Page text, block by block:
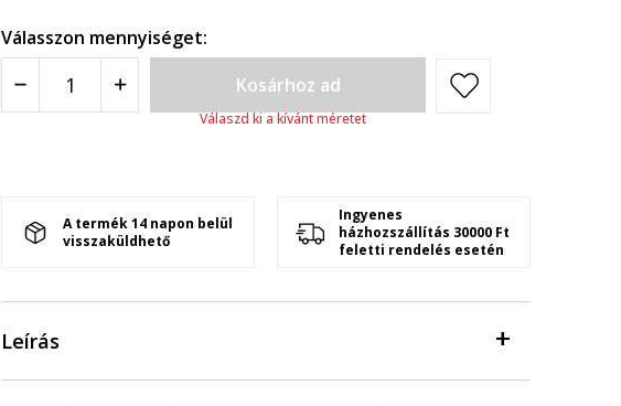
Válasszon mennyiséget:
Kosárhoz ad
Válaszd ki a kívánt méretet
A termék 14 napon belül
visszaküldhető
Ingyenes
házhozszállítás 30000 Ft
feletti rendelés esetén
Leírás